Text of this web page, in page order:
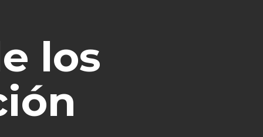
los